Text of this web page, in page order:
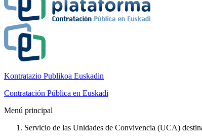
Kontratazio Publikoa Euskadin
Contratación Pública en Euskadi
Menú principal
Servicio de las Unidades de Convivencia (UCA)